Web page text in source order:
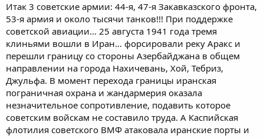
Итак 3 советские армии: 44-я, 47-я Закавказского фронта,
53-я армия и около тысячи танков!!! При поддержке
советской авиации… 25 августа 1941 года тремя
клиньями вошли в Иран… форсировали реку Аракс и
перешли границу со стороны Азербайджана в общем
направлении на города Нахичевань, Хой, Тебриз,
Джульфа. В момент перехода границы иранская
пограничная охрана и жандармерия оказала
незначительное сопротивление, подавить которое
советским войскам не составило труда. А Каспийская
флотилия советского ВМФ атаковала иранские порты и